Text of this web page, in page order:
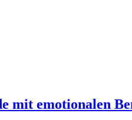
mit emotionalen